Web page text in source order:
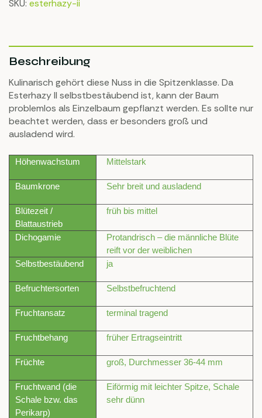
SKU: esterhazy-ii
Beschreibung
Kulinarisch gehört diese Nuss in die Spitzenklasse. Da
Esterhazy II selbstbestäubend ist, kann der Baum
problemlos als Einzelbaum gepflanzt werden. Es sollte nur
beachtet werden, dass er besonders groß und
ausladend wird.
Höhenwachstum Mittelstark
Baumkrone Sehr breit und ausladend
Blütezeit /
Blattaustrieb
früh bis mittel
Dichogamie
Protandrisch – die männliche Blüte
reift vor der weiblichen
Selbstbestäubend
ja
Befruchtersorten Selbstbefruchtend
Fruchtansatz terminal tragend
Fruchtbehang früher Ertragseintritt
Früchte groß, Durchmesser 36-44 mm
Fruchtwand (die
Schale bzw. das
Perikarp)
Eiförmig mit leichter Spitze, Schale
sehr dünn